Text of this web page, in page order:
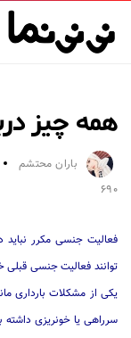
همه چیز
باران محتشم
690
فعالیت جنسی مکرر نباید
توانند فعالیت جنسی قبلی
یکی از مشکلات بارداری
سرراهی یا خونریزی داشته